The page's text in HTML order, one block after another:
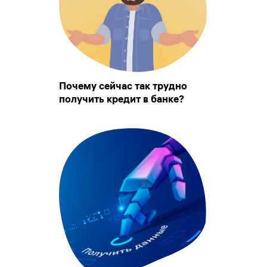
Почему сейчас так трудно
получить кредит в банке?